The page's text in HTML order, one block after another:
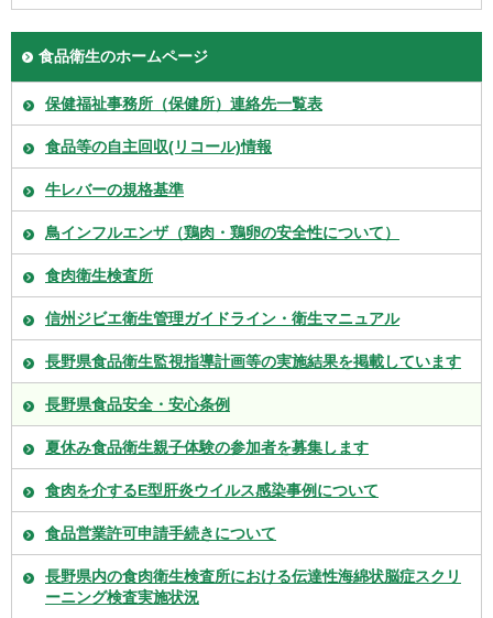
食品衛生のホームページ
保健福祉事務所（保健所）連絡先一覧表
食品等の自主回収(リコール)情報
牛レバーの規格基準
鳥インフルエンザ（鶏肉・鶏卵の安全性について）
食肉衛生検査所
信州ジビエ衛生管理ガイドライン・衛生マニュアル
長野県食品衛生監視指導計画等の実施結果を掲載しています
長野県食品安全・安心条例
夏休み食品衛生親子体験の参加者を募集します
食肉を介するE型肝炎ウイルス感染事例について
食品営業許可申請手続きについて
長野県内の食肉衛生検査所における伝達性海綿状脳症スクリ
ーニング検査実施状況